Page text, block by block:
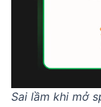
Sai lầm khi mở